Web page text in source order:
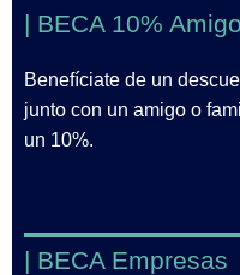
| BECA 10% Amigo
Benefíciate de un
junto con un amigo o
un 10%.
| BECA Empresas